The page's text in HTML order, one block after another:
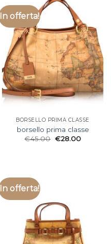
In offerta!
BORSELLO PRIMA CLASSE
borsello prima classe
€45.00 €28.00
In offerta!